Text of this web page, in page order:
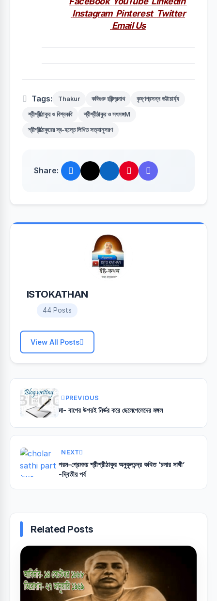
Instagram Pinterest Twitter
Email Us
Tags: Thakur কবিগুরু রবীন্দ্রনাথ কৃষ্ণপ্রসন্ন ভট্টাচার্য্য
শ্রীশ্রীঠাকুর ও বিশ্বকবি শ্রীশ্রীঠাকুর ও সৎসঙ্গM
শ্রীশ্রীঠাকুরের স্ব-হস্তে লিখিত সত্যানুসরণ
Share:
ISTOKATHAN
44 Posts
View All Posts
PREVIOUS
মা- বাপের উপরই নির্ভর করে ছেলেপেলেদের মঙ্গল
NEXT
পরম-প্রেমময় শ্রীশ্রীঠাকুর অনুকূলচন্দ্র কথিত ‘চলার সাথী’
-দ্বিতীয় পর্ব
Related Posts